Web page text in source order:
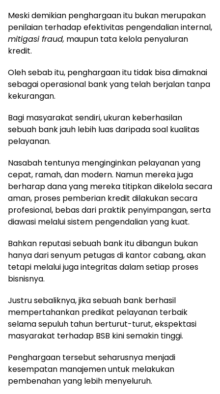
Meski demikian penghargaan itu bukan merupakan
penilaian terhadap efektivitas pengendalian internal,
mitigasi fraud, maupun tata kelola penyaluran
kredit.
Oleh sebab itu, penghargaan itu tidak bisa dimaknai
sebagai operasional bank yang telah berjalan tanpa
kekurangan.
Bagi masyarakat sendiri, ukuran keberhasilan
sebuah bank jauh lebih luas daripada soal kualitas
pelayanan.
Nasabah tentunya menginginkan pelayanan yang
cepat, ramah, dan modern. Namun mereka juga
berharap dana yang mereka titipkan dikelola secara
aman, proses pemberian kredit dilakukan secara
profesional, bebas dari praktik penyimpangan, serta
diawasi melalui sistem pengendalian yang kuat.
Bahkan reputasi sebuah bank itu dibangun bukan
hanya dari senyum petugas di kantor cabang, akan
tetapi melalui juga integritas dalam setiap proses
bisnisnya.
Justru sebaliknya, jika sebuah bank berhasil
mempertahankan predikat pelayanan terbaik
selama sepuluh tahun berturut-turut, ekspektasi
masyarakat terhadap BSB kini semakin tinggi.
Penghargaan tersebut seharusnya menjadi
kesempatan manajemen untuk melakukan
pembenahan yang lebih menyeluruh.